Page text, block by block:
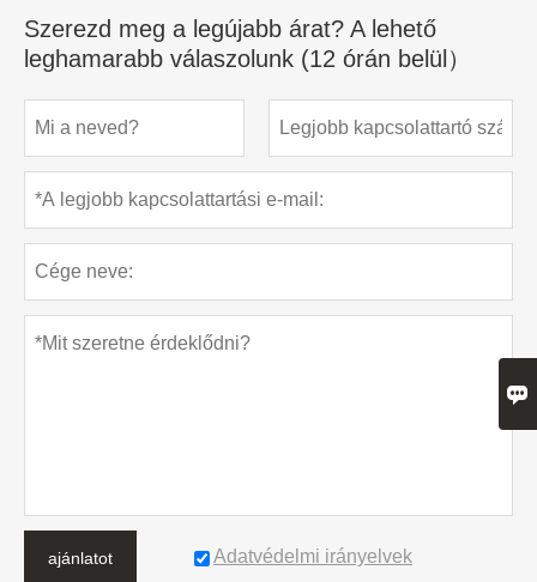
Szerezd meg a legújabb árat? A lehető
leghamarabb válaszolunk (12 órán belül）
ajánlatot Adatvédelmi irányelvek
